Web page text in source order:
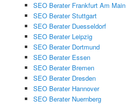
SEO Berater Frankfurt Am Main
SEO Berater Stuttgart
SEO Berater Duesseldorf
SEO Berater Leipzig
SEO Berater Dortmund
SEO Berater Essen
SEO Berater Bremen
SEO Berater Dresden
SEO Berater Hannover
SEO Berater Nuernberg